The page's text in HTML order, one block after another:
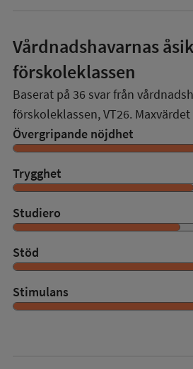
Vårdnadshavarnas
förskoleklassen
Baserat på 36 svar från
förskoleklassen,VT26. Maxvärdet
Övergripande nöjdhet
Trygghet
Studiero
Stöd
Stimulans